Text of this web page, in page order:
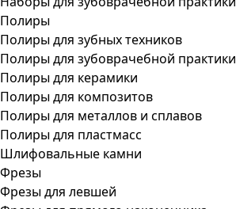
Полиры
Полиры для зубных техников
Полиры для зубоврачебной практики
Полиры для керамики
Полиры для композитов
Полиры для металлов и сплавов
Полиры для пластмасс
Шлифовальные камни
Фрезы
Фрезы для левшей